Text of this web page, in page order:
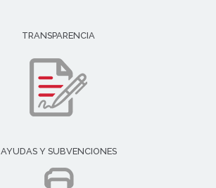
TRANSPARENCIA
AYUDAS Y SUBVENCIONES